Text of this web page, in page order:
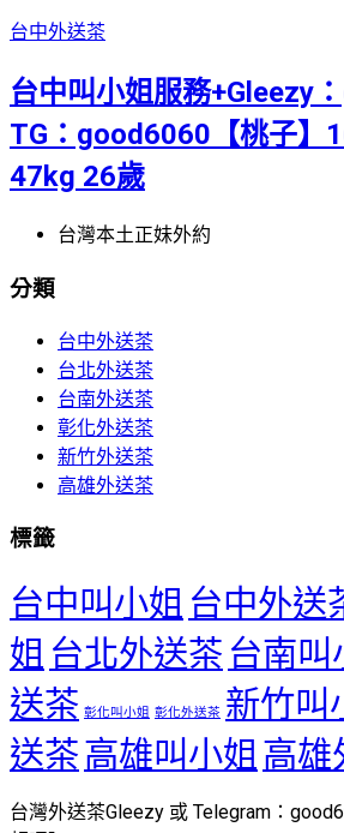
台中外送茶
台中叫小姐服務+Gleezy
TG：good6060【桃子】
47kg 26歲
台灣本土正妹外約
分類
台中外送茶
台北外送茶
台南外送茶
彰化外送茶
新竹外送茶
高雄外送茶
標籤
台中叫小姐 台中外送
姐 台北外送茶 台南叫
送茶 彰化叫小姐 彰化外送茶 新竹叫
送茶高雄叫小姐 高雄
台灣外送茶Gleezy 或 Telegram：